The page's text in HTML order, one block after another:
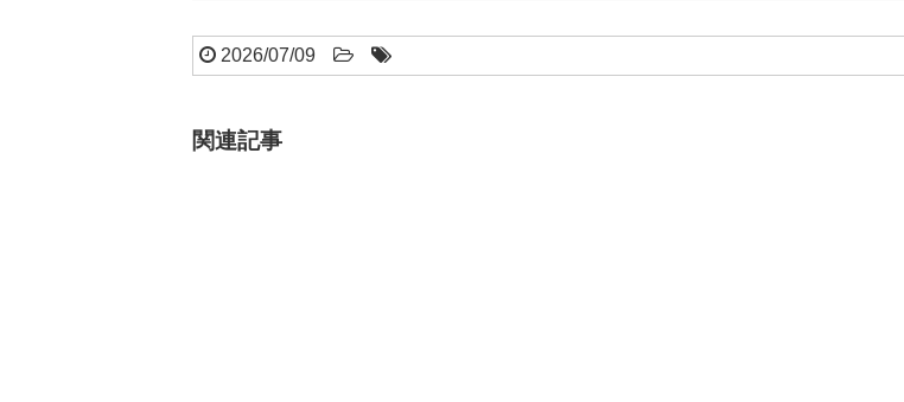
2026/07/09
関連記事